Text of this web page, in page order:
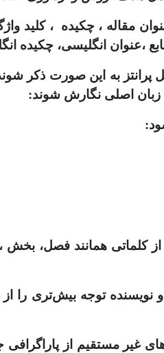
مقاله ، چکیده ، کلید
،عنوان انگلیسی، چکیده
پرانتز به این صورت ذکر
زبان اصلی نگارش شوند:
همانند فصل، بخش ،
نویسنده توجه بیش‌تری را
غیر مستقیم از